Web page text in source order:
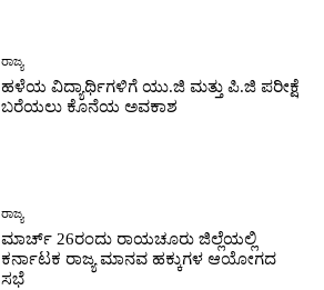
ರಾಜ್ಯ
ಹಳೆಯ ವಿದ್ಯಾರ್ಥಿಗಳಿಗೆ ಯು.ಜಿ ಮತ್ತು ಪಿ.ಜಿ ಪರೀಕ್ಷೆ
ಬರೆಯಲು ಕೊನೆಯ ಅವಕಾಶ
ರಾಜ್ಯ
ಮಾರ್ಚ್ 26ರಂದು ರಾಯಚೂರು ಜಿಲ್ಲೆಯಲ್ಲಿ
ಕರ್ನಾಟಕ ರಾಜ್ಯ ಮಾನವ ಹಕ್ಕುಗಳ ಆಯೋಗದ
ಸಭೆ